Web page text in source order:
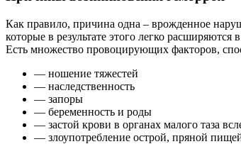
Как правило, причина одна – врожденное
которые в результате этого легко расширяются
Есть множество провоцирующих факторов,
— ношение тяжестей
— наследственность
— запоры
— беременность и роды
— застой крови в органах малого таза
— злоупотребление острой, пряной